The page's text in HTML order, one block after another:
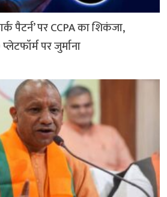
पैटर्न’ पर CCPA का शिकंजा,
पर जुर्माना